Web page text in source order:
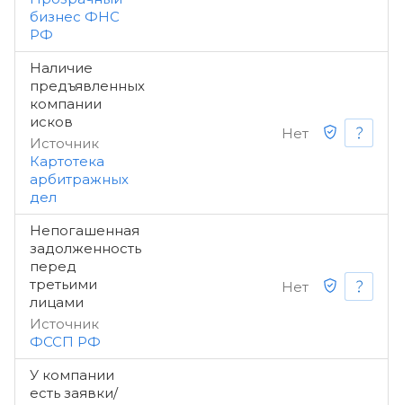
бизнес ФНС
РФ
Наличие
предъявленных
компании
исков
Источник
Картотека
арбитражных
дел
Нет
Непогашенная
задолженность
перед
третьими
лицами
Источник
ФССП РФ
Нет
У компании
есть заявки/